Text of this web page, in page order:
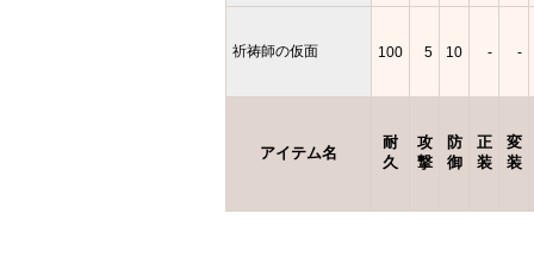
アイテム名
耐
久
攻
撃
防
御
正
装
変
装
祈祷師の仮面 100 5 10 - -